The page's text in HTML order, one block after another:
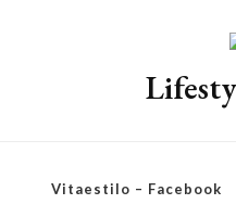
Vitaestilo – Facebook